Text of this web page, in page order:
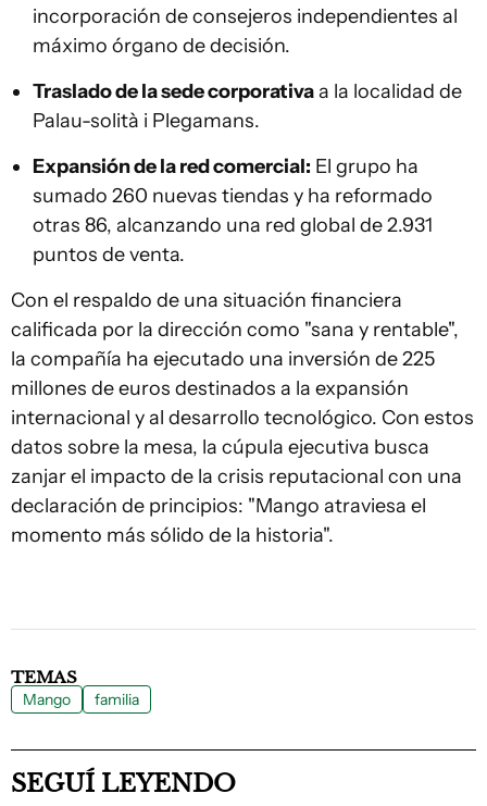
incorporación de consejeros independientes al
máximo órgano de decisión.
Traslado de la sede corporativaa la localidad de
Palau-solità i Plegamans.
Expansión de la red comercial: El grupo ha
sumado 260 nuevas tiendas y ha reformado
otras 86, alcanzando una red global de 2.931
puntos de venta.
Con el respaldo de una situación financiera
calificada por la dirección como "sana y rentable",
la compañía ha ejecutado una inversión de 225
millones de euros destinados a la expansión
internacional y al desarrollo tecnológico. Con estos
datos sobre la mesa, la cúpula ejecutiva busca
zanjar el impacto de la crisis reputacional con una
declaración de principios: "Mango atraviesa el
momento más sólido de la historia".
TEMAS
Mango familia
SEGUÍ LEYENDO